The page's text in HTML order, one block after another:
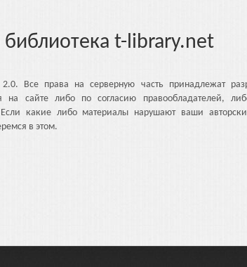
библиотека t-library.net
Все права на серверную часть принадлежат
на сайте либо по согласию правообладателей,
Если какие либо материалы нарушают ваши
в этом.